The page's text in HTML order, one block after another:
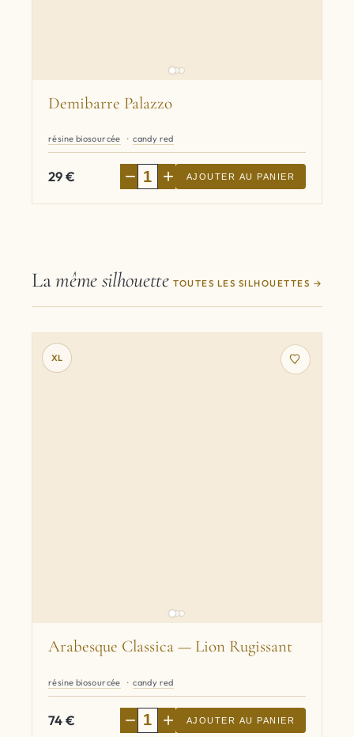
Demibarre Palazzo
résine biosourcée candy red
29€ − + AJOUTER AU PANIER
Lamême silhouette TOUTES LES SILHOUETTES
XL
Arabesque Classica — Lion Rugissant
résine biosourcée candy red
74€ − + AJOUTER AU PANIER